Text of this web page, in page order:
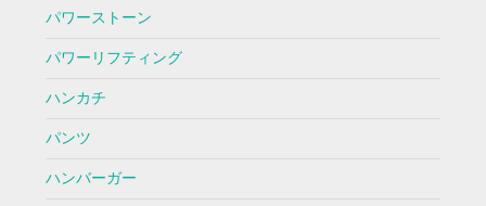
パワーストーン
パワーリフティング
ハンカチ
パンツ
ハンバーガー